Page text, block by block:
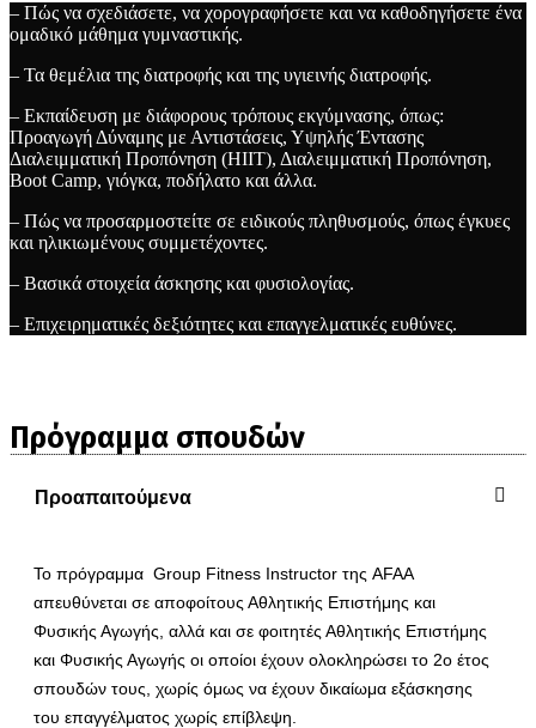
– Πώς να σχεδιάσετε, να χορογραφήσετε και να καθοδηγήσετε ένα
ομαδικό μάθημα γυμναστικής.
– Τα θεμέλια της διατροφής και της υγιεινής διατροφής.
– Εκπαίδευση με διάφορους τρόπους εκγύμνασης, όπως:
Προαγωγή Δύναμης με Αντιστάσεις, Υψηλής Έντασης
Διαλειμματική Προπόνηση (ΗΙΙΤ), Διαλειμματική Προπόνηση,
Boot Camp, γιόγκα, ποδήλατο και άλλα.
– Πώς να προσαρμοστείτε σε ειδικούς πληθυσμούς, όπως έγκυες
και ηλικιωμένους συμμετέχοντες.
– Βασικά στοιχεία άσκησης και φυσιολογίας.
– Επιχειρηματικές δεξιότητες και επαγγελματικές ευθύνες.
Πρόγραμμα σπουδών
Προαπαιτούμενα
Το πρόγραμμα Group Fitness Instructor της AFAA
απευθύνεται σε αποφοίτους Αθλητικής Επιστήμης και
Φυσικής Αγωγής, αλλά και σε φοιτητές Αθλητικής Επιστήμης
και Φυσικής Αγωγής οι οποίοι έχουν ολοκληρώσει το 2ο έτος
σπουδών τους, χωρίς όμως να έχουν δικαίωμα εξάσκησης
του επαγγέλματος χωρίς επίβλεψη.